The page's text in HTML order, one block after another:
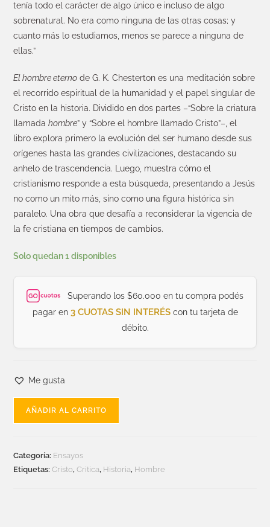
tenía todo el carácter de algo único e incluso de algo
sobrenatural. No era como ninguna de las otras cosas; y
cuanto más lo estudiamos, menos se parece a ninguna de
ellas.”
El hombre eterno de G. K. Chesterton es una meditación sobre
el recorrido espiritual de la humanidad y el papel singular de
Cristo en la historia. Dividido en dos partes –“Sobre la criatura
llamadahombre” y “Sobre el hombre llamado Cristo”–, el
libro explora primero la evolución del ser humano desde sus
orígenes hasta las grandes civilizaciones, destacando su
anhelo de trascendencia. Luego, muestra cómo el
cristianismo responde a esta búsqueda, presentando a Jesús
no como un mito más, sino como una figura histórica sin
paralelo. Una obra que desafía a reconsiderar la vigencia de
la fe cristiana en tiempos de cambios.
Solo quedan 1 disponibles
Superando los $60.000 en tu compra podés
pagar en 3 CUOTAS SIN INTERÉScon tu tarjeta de
débito.
Me gusta
AÑADIR AL CARRITO
Categoría: Ensayos
Etiquetas:Cristo,Critica, Historia, Hombre